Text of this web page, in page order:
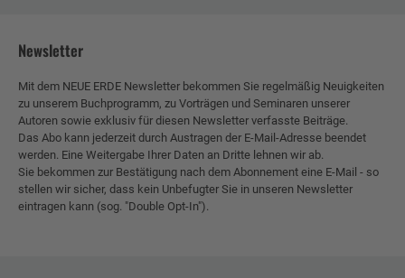
Newsletter
Mit dem NEUE ERDE Newsletter bekommen Sie regelmäßig Neuigkeiten
zu unserem Buchprogramm, zu Vorträgen und Seminaren unserer
Autoren sowie exklusiv für diesen Newsletter verfasste Beiträge.
Das Abo kann jederzeit durch Austragen der E-Mail-Adresse beendet
werden. Eine Weitergabe Ihrer Daten an Dritte lehnen wir ab.
Sie bekommen zur Bestätigung nach dem Abonnement eine E-Mail - so
stellen wir sicher, dass kein Unbefugter Sie in unseren Newsletter
eintragen kann (sog. "Double Opt-In").